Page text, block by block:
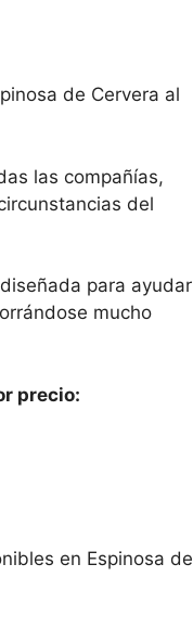
de Cervera al
las compañías,
del
para ayudar
mucho
precio:
en Espinosa de